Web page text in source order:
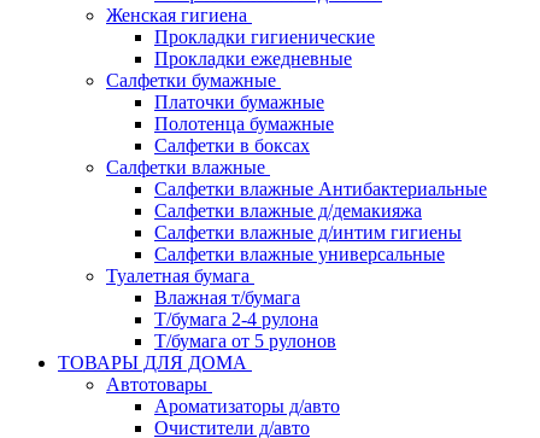
Женская гигиена
Прокладки гигиенические
Прокладки ежедневные
Салфетки бумажные
Платочки бумажные
Полотенца бумажные
Салфетки в боксах
Салфетки влажные
Салфетки влажные Антибактериальные
Салфетки влажные д/демакияжа
Салфетки влажные д/интим гигиены
Салфетки влажные универсальные
Туалетная бумага
Влажная т/бумага
Т/бумага 2-4 рулона
Т/бумага от 5 рулонов
ТОВАРЫ ДЛЯ ДОМА
Автотовары
Ароматизаторы д/авто
Очистители д/авто